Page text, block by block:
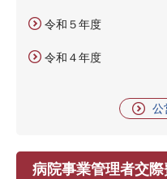
令和５年度
令和４年度
公
病院事業管理者交際